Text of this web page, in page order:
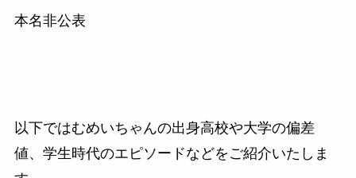
本名非公表
以下ではむめいちゃんの出身高校や大学の偏差
値、学生時代のエピソードなどをご紹介いたしま